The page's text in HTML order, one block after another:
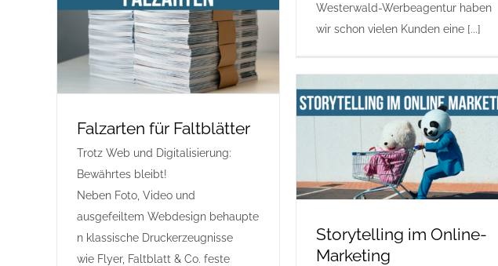
Westerwald-Werbeagentur haben
wir schon vielen Kunden eine [...]
Fotos
und mehr
Falzarten für Faltblätter
Trotz Web und Digitalisierung:
Bewährtes bleibt!
Neben Foto, Video und
ausgefeiltem Webdesign behaupte
n klassische Druckerzeugnisse
wie Flyer, Faltblatt & Co. feste
Fotos
und mehrInternetagentur für den Raum
Koblenz - Limburg
Storytelling im Online-
Marketing